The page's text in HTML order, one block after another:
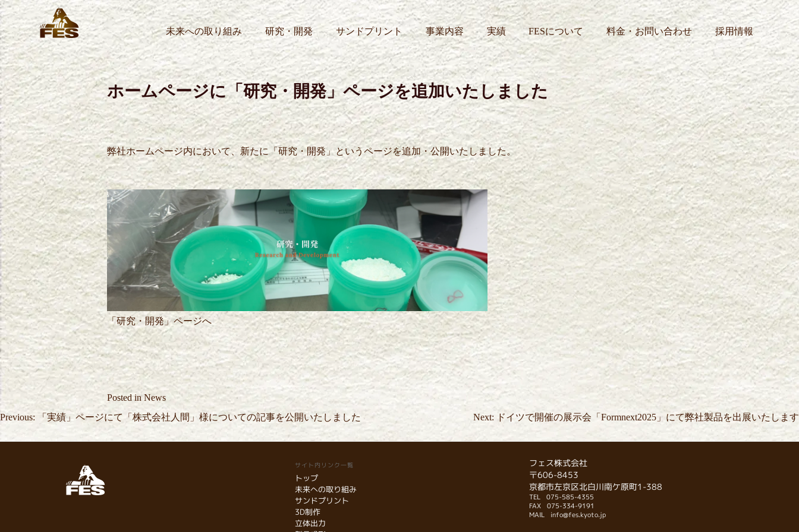
Skip
to
content
FES株式会社
3Dモデリング 3Dスキャン CNC大型切削 発泡成型 FRP造形
未来への取り組み 研究・開発 サンドプリント 事業内容 実績 FESについて 料金・お問い合わせ 採用情報
ホームページに「研究・開発」ページを追加いたしました
弊社ホームページ内において、新たに「研究・開発」というページを追加・公開いたしました。
「研究・開発」ページへ
Posted inNews
投
Previous: 「実績」ページにて「株式会社人間」様についての記事を公開いたしました Next: ドイツで開催の展示会「Formnext2025」にて弊社製品を出展いたします
サイト内リンク一覧
トップ
未来への取り組み
サンドプリント
3D制作
立体出力
フェス株式会社
〒606-8453
京都市左京区北白川南ケ原町1-388
TEL
075-585-4355
FAX
075-334-9191
MAIL
info@fes.kyoto.jp